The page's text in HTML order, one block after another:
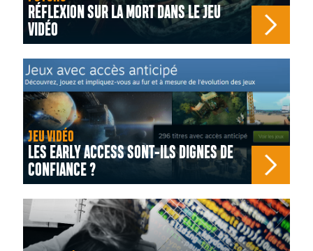
RÉFLEXION SUR LA MORT DANS LE JEU
VIDÉO
JEU VIDÉO
LES EARLY ACCESS SONT-ILS DIGNES DE
CONFIANCE ?